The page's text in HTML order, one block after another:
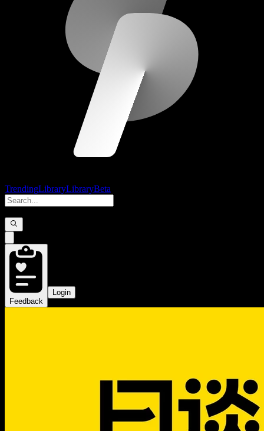
TrendingLibraryLibraryBeta
Feedback
Login